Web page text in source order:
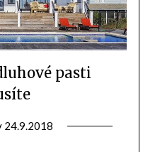
pasti
24.9.2018